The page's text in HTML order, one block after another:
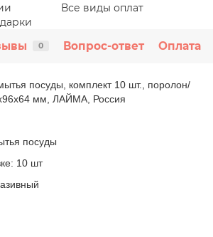
Все виды оплат
0 Вопрос-ответ Оплата
посуды, комплект 10 шт., поролон/
мм, ЛАЙМА, Россия
посуды
10 шт